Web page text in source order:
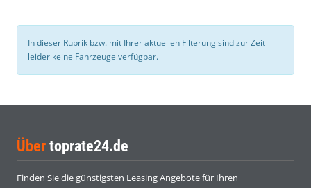
In dieser Rubrik bzw. mit Ihrer aktuellen Filterung sind zur Zeit
leider keine Fahrzeuge verfügbar.
Über toprate24.de
Finden Sie die günstigsten Leasing Angebote für Ihren